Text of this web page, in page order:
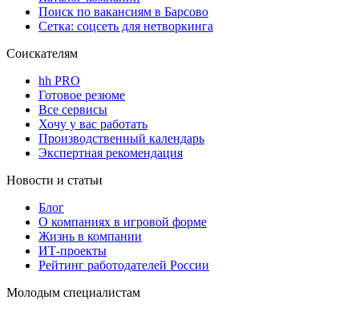
Поиск по вакансиям в Барсово
Сетка: соцсеть для нетворкинга
Соискателям
hh PRO
Готовое резюме
Все сервисы
Хочу у вас работать
Производственный календарь
Экспертная рекомендация
Новости и статьи
Блог
О компаниях в игровой форме
Жизнь в компании
ИТ-проекты
Рейтинг работодателей России
Молодым специалистам